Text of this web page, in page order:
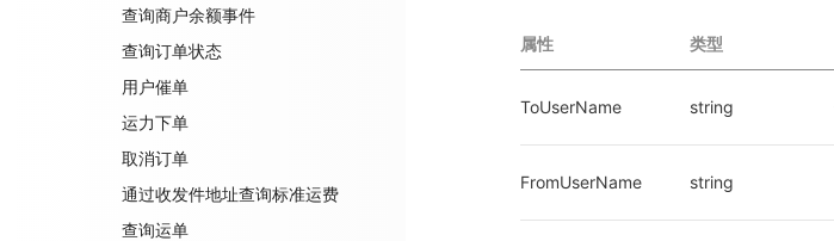
查询商户余额事件
查询订单状态
用户催单
运力下单
取消订单
通过收发件地址查询标准运费
查询运单
属性 类型
ToUserName string
FromUserName string